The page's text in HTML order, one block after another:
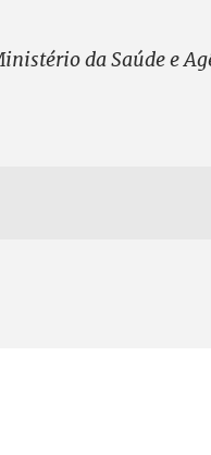
da Saúde e